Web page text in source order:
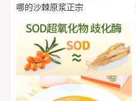
哪的沙棘原浆正宗